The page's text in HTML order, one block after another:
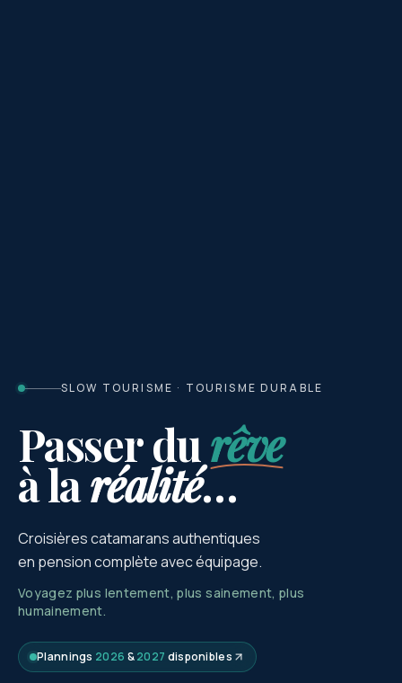
SLOW TOURISME · TOURISME DURABLE
Passer durêve
à laréalité…
Croisières catamarans authentiques
en pension complète avec équipage.
Voyagez plus lentement, plus sainement, plus
humainement.
Plannings 2026 &2027 disponibles